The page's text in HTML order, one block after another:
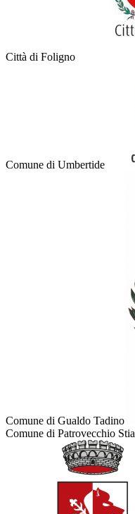
Città di Foligno
Comune di Umbertide
Comune di Gualdo Tadino
Comune di Patrovecchio Stia